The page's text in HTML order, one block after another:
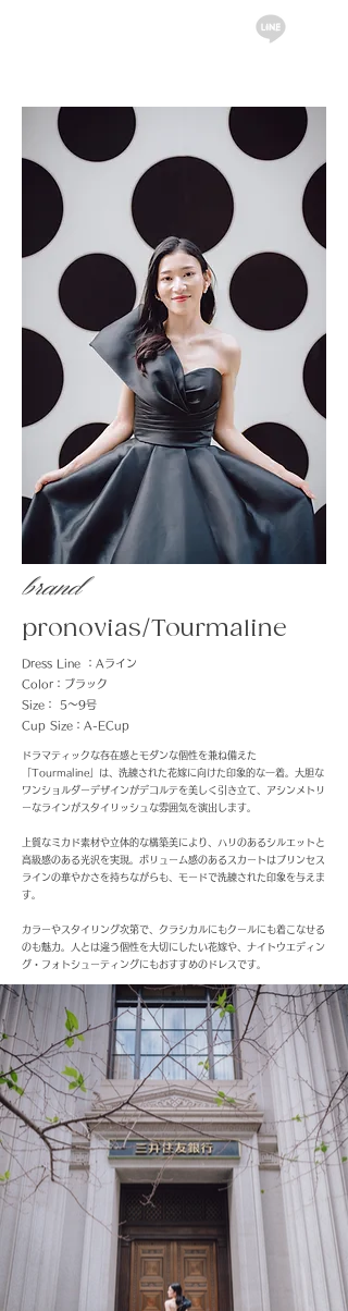
​brand
pronovias/Tourmaline
Dress Line ：Aライン
Color：ブラック
Size： 5〜9号
Cup Size：A-ECup
ドラマティックな存在感とモダンな個性を兼ね備えた
「Tourmaline」は、洗練された花嫁に向けた印象的な一着。大胆な
ワンショルダーデザインがデコルテを美しく引き立て、アシンメトリ
ーなラインがスタイリッシュな雰囲気を演出します。
上質なミカド素材や立体的な構築美により、ハリのあるシルエットと
高級感のある光沢を実現。ボリューム感のあるスカートはプリンセス
ラインの華やかさを持ちながらも、モードで洗練された印象を与えま
す。
カラーやスタイリング次第で、クラシカルにもクールにも着こなせる
のも魅力。人とは違う個性を大切にしたい花嫁や、ナイトウエディン
グ・フォトシューティングにもおすすめのドレスです。